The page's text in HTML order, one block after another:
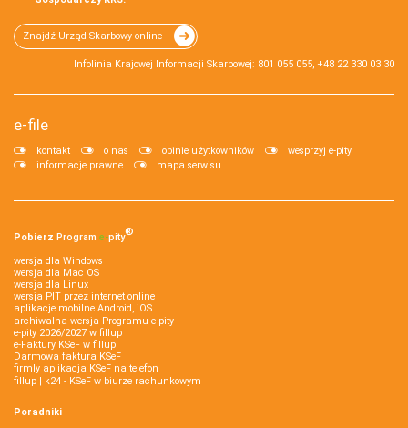
Znajdź Urząd Skarbowy online
Infolinia Krajowej Informacji Skarbowej: 801 055 055, +48 22 330 03 30
e-file
kontakt o nas opinie użytkowników
wesprzyj e-pity
informacje prawne
mapa serwisu
Pobierz Program e‑pity®
wersja dla Windows
wersja dla Mac OS
wersja dla Linux
wersja PIT przez internet online
aplikacje mobilne Android, iOS
archiwalna wersja Programu e-pity
e-pity 2026/2027 w fillup
e‑Faktury KSeF w fillup
Darmowa faktura KSeF
firmly aplikacja KSeF na telefon
fillup | k24 - KSeF w biurze rachunkowym
Poradniki